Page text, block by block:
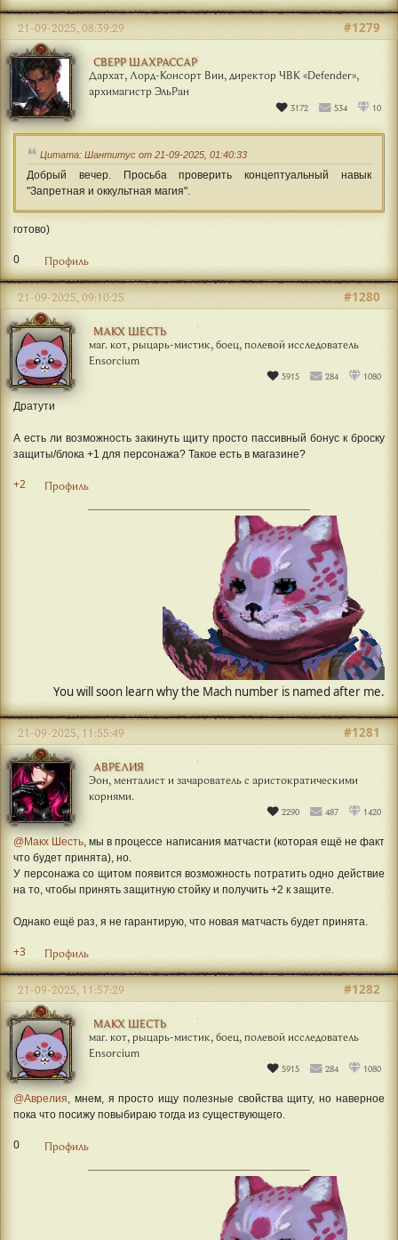
СВЕРР ШАХРАССАР
Дархат, Лорд-Консорт Вии, директор ЧВК «Defender»,
архимагистр ЭльРан
3172 534 10
#1279
21-09-2025, 08:39:29
Цитата: Шантитус от 21-09-2025, 01:40:33
Добрый вечер. Просьба проверить концептуальный навык
"Запретная и оккультная магия".
готово)
0 Профиль
МАКХ ШЕСТЬ
маг. кот, рыцарь-мистик, боец, полевой исследователь
Ensorcium
5915 284 1080
#1280
21-09-2025, 09:10:25
Дратути
А есть ли возможность закинуть щиту просто пассивный бонус к броску
защиты/блока +1 для персонажа? Такое есть в магазине?
+2 Профиль
АВРЕЛИЯ
Эон, менталист и зачарователь с аристократическими
корнями.
2290 487 1420
#1281
21-09-2025, 11:55:49
@Макх Шесть, мы в процессе написания матчасти (которая ещё не факт
что будет принята), но.
У персонажа со щитом появится возможность потратить одно действие
на то, чтобы принять защитную стойку и получить +2 к защите.
Однако ещё раз, я не гарантирую, что новая матчасть будет принята.
+3 Профиль
МАКХ ШЕСТЬ
маг. кот, рыцарь-мистик, боец, полевой исследователь
Ensorcium
5915 284 1080
#1282
21-09-2025, 11:57:29
@Аврелия, мнем, я просто ищу полезные свойства щиту, но наверное
пока что посижу повыбираю тогда из существующего.
0 Профиль